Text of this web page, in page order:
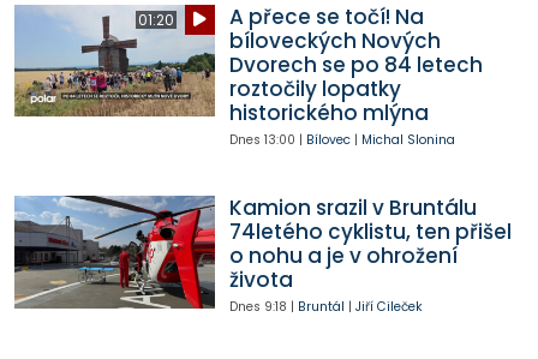
01:20
A přece se točí! Na
bíloveckých Nových
Dvorech se po 84 letech
roztočily lopatky
historického mlýna
Dnes 13:00 | Bílovec| Michal Slonina
Kamion srazil v Bruntálu
74letého cyklistu, ten přišel
o nohu a je v ohrožení
života
Dnes 9:18 | Bruntál | Jiří Cileček